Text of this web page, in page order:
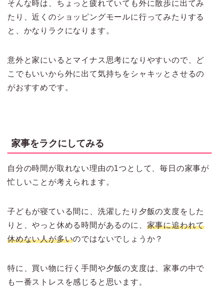
そんな時は、ちょっと疲れていても外に散歩に出てみ
たり、近くのショッピングモールに行ってみたりする
と、かなりラクになります。
意外と家にいるとマイナス思考になりやすいので、ど
こでもいいから外に出て気持ちをシャキッとさせるの
がおすすめです。
家事をラクにしてみる
自分の時間が取れない理由の1つとして、毎日の家事が
忙しいことが考えられます。
子どもが寝ている間に、洗濯したり夕飯の支度をした
りと、やっと休める時間があるのに、 家事に追われて
休めない人が多いのではないでしょうか？
特に、買い物に行く手間や夕飯の支度は、家事の中で
も一番ストレスを感じると思います。